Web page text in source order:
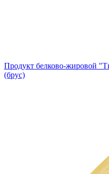
Продукт белково-жировой
(брус)